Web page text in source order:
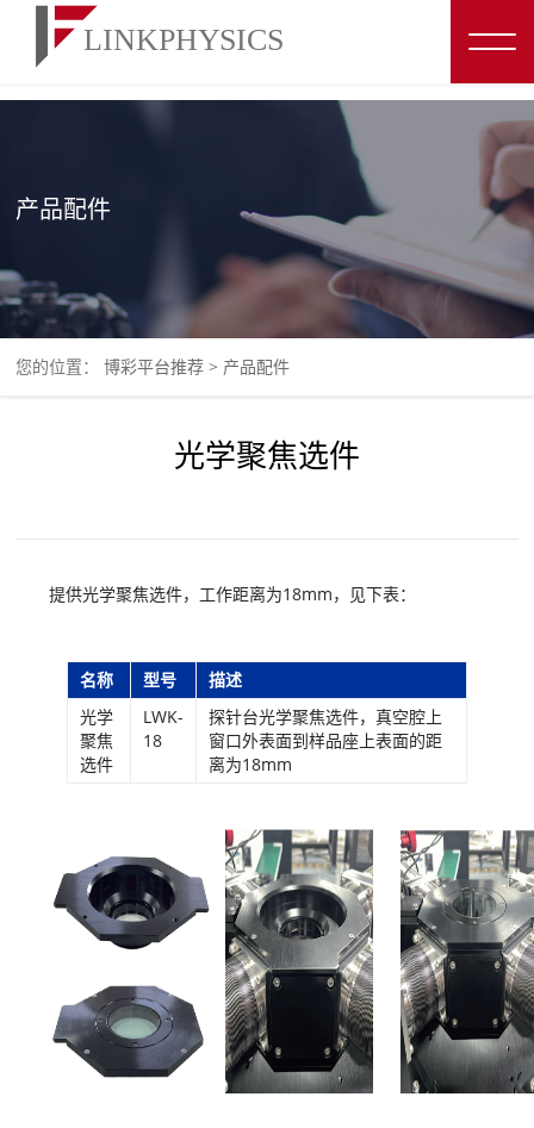
博彩平台推荐
产品配件
您的位置：博彩平台推荐 > 产品配件
光学聚焦选件
提供光学聚焦选件，工作距离为18mm，见下表：
名称 型号
描述
光学
聚焦
选件
LWK-
18
探针台光学聚焦选件，真空腔上
窗口外表面到样品座上表面的距
离为18mm